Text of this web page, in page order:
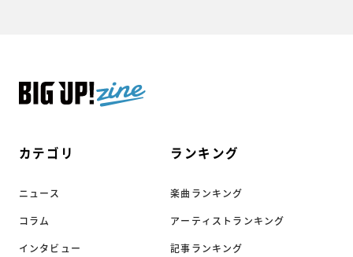
カテゴリ
ニュース
コラム
インタビュー
ランキング
楽曲ランキング
アーティストランキング
記事ランキング